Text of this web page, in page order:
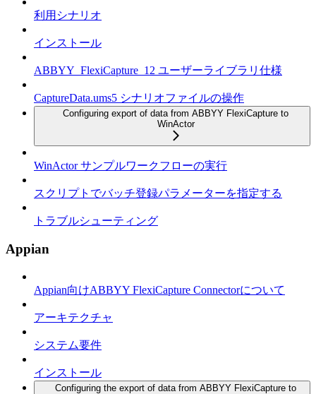
利用シナリオ
インストール
ABBYY_FlexiCapture_12 ユーザーライブラリ仕様
CaptureData.ums5 シナリオファイルの操作
Configuring export of data from ABBYY FlexiCapture to
WinActor
WinActor サンプルワークフローの実行
スクリプトでバッチ登録パラメーターを指定する
トラブルシューティング
Appian
Appian向けABBYY FlexiCapture Connectorについて
アーキテクチャ
システム要件
インストール
Configuring the export of data from ABBYY FlexiCapture to